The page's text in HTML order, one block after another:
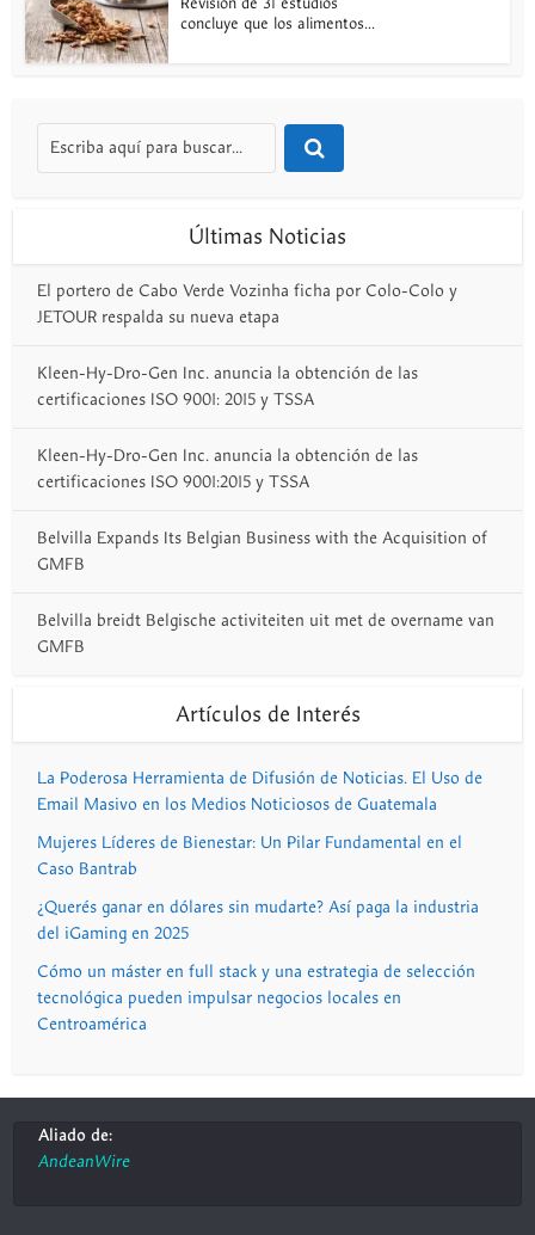
concluye que los alimentos...
Últimas Noticias
El portero de Cabo Verde Vozinha ficha por Colo-Colo y
JETOUR respalda su nueva etapa
Kleen-Hy-Dro-Gen Inc. anuncia la obtención de las
certificaciones ISO 9001: 2015 y TSSA
Kleen-Hy-Dro-Gen Inc. anuncia la obtención de las
certificaciones ISO 9001:2015 y TSSA
Belvilla Expands Its Belgian Business with the Acquisition of
GMFB
Belvilla breidt Belgische activiteiten uit met de overname van
GMFB
Artículos de Interés
La Poderosa Herramienta de Difusión de Noticias. El Uso de
Email Masivo en los Medios Noticiosos de Guatemala
Mujeres Líderes de Bienestar: Un Pilar Fundamental en el
Caso Bantrab
¿Querés ganar en dólares sin mudarte? Así paga la industria
del iGaming en 2025
Cómo un máster en full stack y una estrategia de selección
tecnológica pueden impulsar negocios locales en
Centroamérica
Aliado de:
AndeanWire